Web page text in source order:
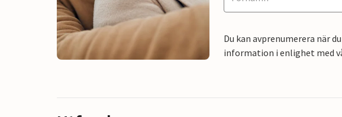
Du kan avprenumerera när
information i enlighet med